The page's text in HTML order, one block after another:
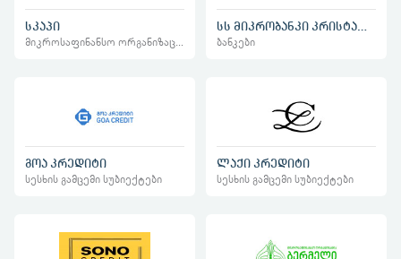
სკაპი
ბანკები
გოა კრედიტი
სესხის გამცემი სუბიექტები
ლაქი კრედიტი
სესხის გამცემი სუბიექტები